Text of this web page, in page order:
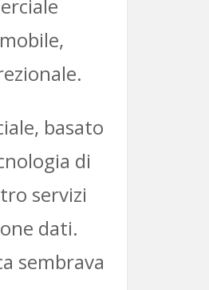
basato
di
servizi
dati.
sembrava